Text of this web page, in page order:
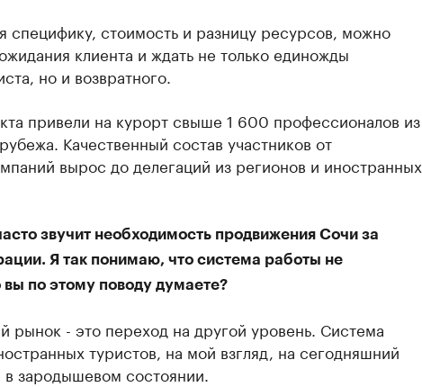
специфику, стоимость и разницу ресурсов, можно
клиента и ждать не только единожды
но и возвратного.
привели на курорт свыше 1 600 профессионалов из
Качественный состав участников от
вырос до делегаций из регионов и иностранных
звучит необходимость продвижения Сочи за
Я так понимаю, что система работы не
вы по этому поводу думаете?
рынок - это переход на другой уровень. Система
туристов, на мой взгляд, на сегодняшний
в зародышевом состоянии.